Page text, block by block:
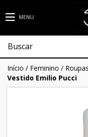
MENU
Início / Feminino / Roupas
Vestido Emilio Pucci